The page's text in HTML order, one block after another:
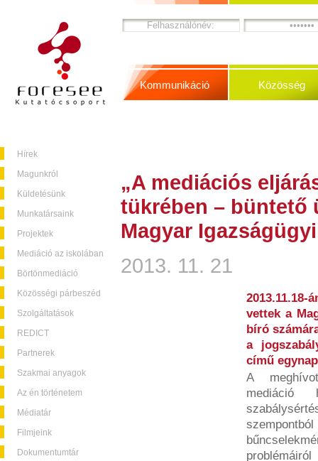
Hírek
Magunkról
Küldetésünk
Munkatársaink
Projektek
Mediáció az iskolában
Börtönmediáció
Közösségi párbeszéd
Szolgáltatások
REDICT
Partnerek
Szakmai anyagok
Az én történetem
Médiatár
Filmjeink
Dokumentumtár
Kommunikáció Közösség
„A mediációs
tükrében – büntető
Magyar
2013. 11. 21
vettek a
bíró
a
című
A
mediáció